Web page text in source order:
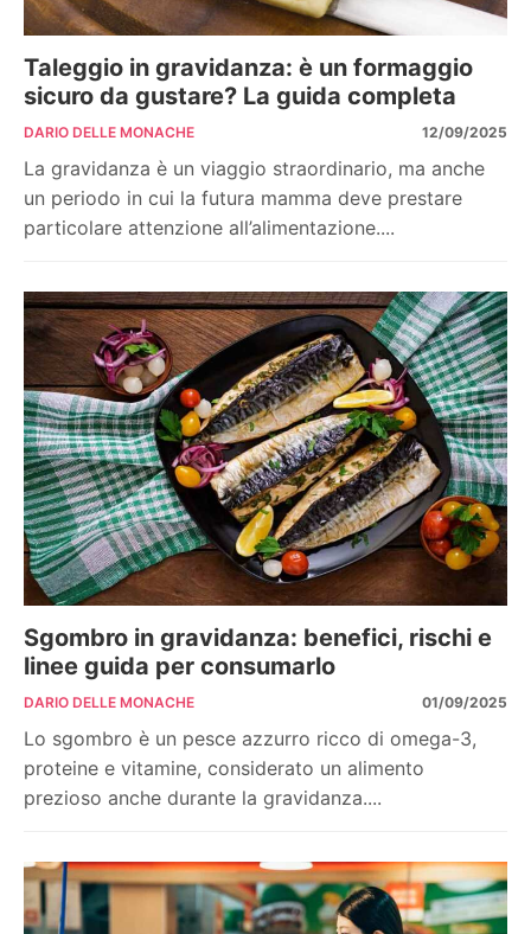
Taleggio in gravidanza: è un formaggio
sicuro da gustare? La guida completa
DARIO DELLE MONACHE 12/09/2025
La gravidanza è un viaggio straordinario, ma anche
un periodo in cui la futura mamma deve prestare
particolare attenzione all’alimentazione....
Sgombro in gravidanza: benefici, rischi e
linee guida per consumarlo
DARIO DELLE MONACHE 01/09/2025
Lo sgombro è un pesce azzurro ricco di omega-3,
proteine e vitamine, considerato un alimento
prezioso anche durante la gravidanza....